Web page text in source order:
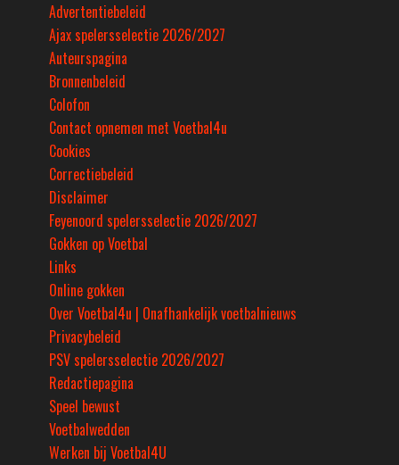
Advertentiebeleid
Ajax spelersselectie 2026/2027
Auteurspagina
Bronnenbeleid
Colofon
Contact opnemen met Voetbal4u
Cookies
Correctiebeleid
Disclaimer
Feyenoord spelersselectie 2026/2027
Gokken op Voetbal
Links
Online gokken
Over Voetbal4u | Onafhankelijk voetbalnieuws
Privacybeleid
PSV spelersselectie 2026/2027
Redactiepagina
Speel bewust
Voetbalwedden
Werken bij Voetbal4U